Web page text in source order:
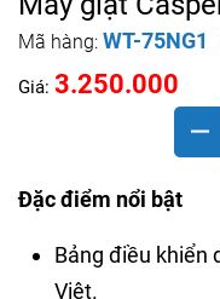
Mã hàng: WT-75NG1
Giá: 3.250.000
Đặc điểm nổi bật
Bảng điều khiển
Việt.